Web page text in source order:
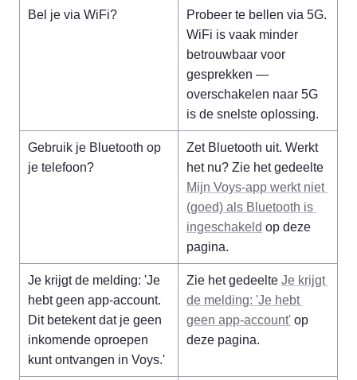
Bel je via WiFi?
Probeer te bellen via 5G.
WiFi is vaak minder
betrouwbaar voor
gesprekken —
overschakelen naar 5G
is de snelste oplossing.
Gebruik je Bluetooth op
je telefoon?
Zet Bluetooth uit. Werkt
Mijn Voys-app werkt niet
(goed) als Bluetooth is
ingeschakeld op deze
pagina.
Je krijgt de melding: 'Je
hebt geen app-account.
Dit betekent dat je geen
inkomende oproepen
kunt ontvangen in Voys.'
Zie het gedeelte Je krijgt
de melding: 'Je hebt
geen app-account' op
deze pagina.